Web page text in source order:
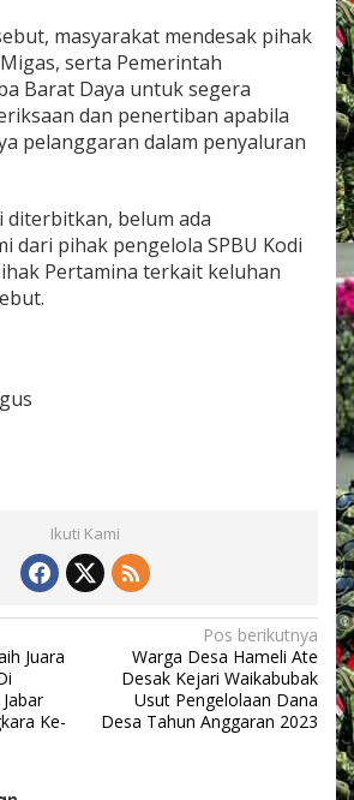
masyarakat mendesak pihak
serta Pemerintah
Barat Daya untuk segera
dan penertiban apabila
pelanggaran dalam penyaluran
belum ada
dari pihak pengelola SPBU Kodi
Pertamina terkait keluhan
Ikuti Kami
Juara
Ke-
Pos berikutnya
Warga Desa Hameli Ate
Desak Kejari Waikabubak
Usut Pengelolaan Dana
Desa Tahun Anggaran 2023